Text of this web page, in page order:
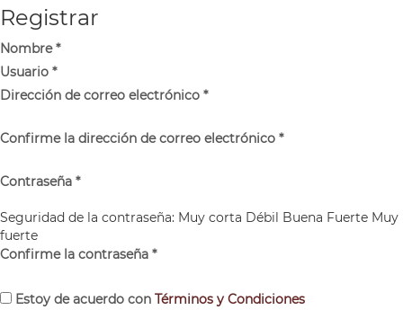
Registrar
Nombre*
Usuario *
Dirección de correo electrónico *
Confirme la dirección de correo electrónico *
Contraseña *
Seguridad de la contraseña: Muy corta Débil Buena Fuerte Muy
fuerte
Confirme la contraseña *
Estoy de acuerdo con Términos y Condiciones